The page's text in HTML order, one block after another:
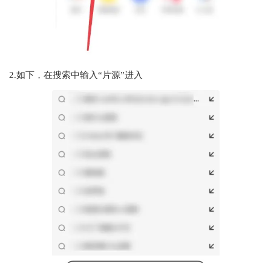
2.如下，在搜索中输入“片源”进入